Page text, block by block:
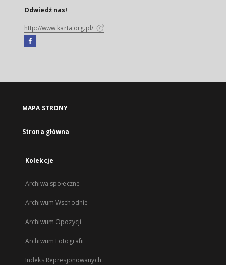
Odwiedź nas!
http://www.karta.org.pl/
Facebook
się
karcie
MAPA STRONY
Strona główna
Kolekcje
Archiwa społeczne
Archiwum Wschodnie
Archiwum Opozycji
Archiwum Fotografii
Indeks Represjonowanych